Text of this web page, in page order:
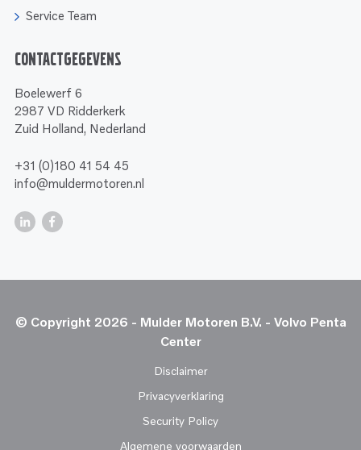
Service Team
Contactgegevens
Boelewerf 6
2987 VD Ridderkerk
Zuid Holland, Nederland
+31 (0)180 41 54 45
info@muldermotoren.nl
© Copyright 2026 - Mulder Motoren B.V. - Volvo Penta
Center
Disclaimer
Privacyverklaring
Security Policy
Algemene voorwaarden